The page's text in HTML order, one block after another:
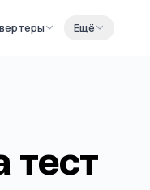
Ещё
тест